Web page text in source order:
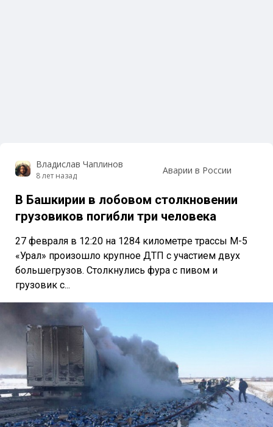
Владислав Чаплинов
8 лет назад Аварии в России
В Башкирии в лобовом столкновении
грузовиков погибли три человека
27 февраля в 12:20 на 1284 километре трассы М-5
«Урал» произошло крупное ДТП с участием двух
большегрузов. Столкнулись фура с пивом и
грузовик с...